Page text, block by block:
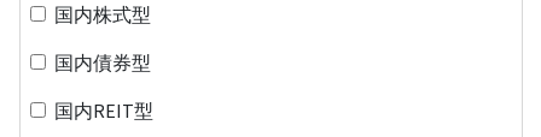
国内株式型
国内債券型
国内REIT型